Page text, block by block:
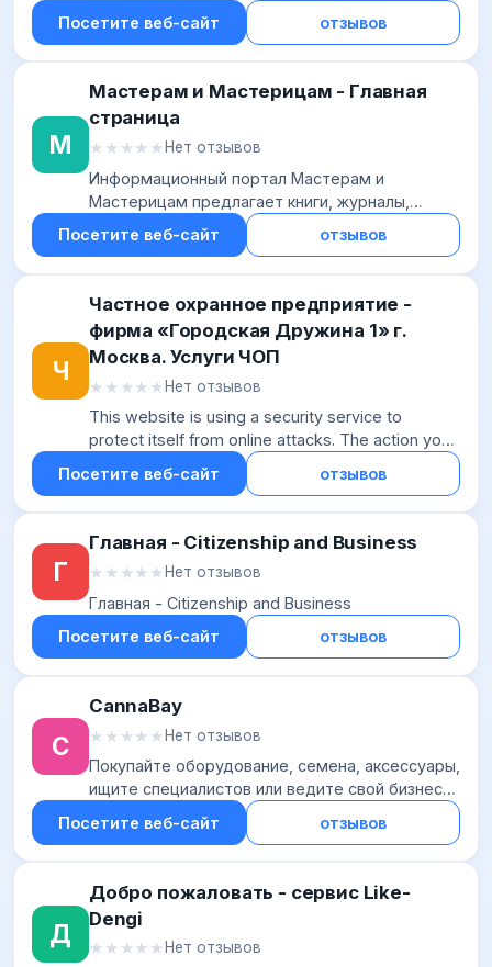
Посетите веб-сайт
отзывов
М
Мастерам и Мастерицам - Главная
страница
★★★★★
★★★★★ Нет отзывов
Информационный портал Мастерам и
Мастерицам предлагает книги, журналы,
статьи и видеоуроки по обширным тематикам:
как создать уют в доме, садоводство, ремонт
Посетите веб-сайт отзывов
Ч
Частное охранное предприятие -
фирма «Городская Дружина 1» г.
Москва. Услуги ЧОП
★★★★★
★★★★★ Нет отзывов
This website is using a security service to
protect itself from online attacks. The action you
just performed triggered the security solution.
There are several actions t...
Посетите веб-сайт отзывов
Г
Главная - Citizenship and Business
★★★★★
★★★★★ Нет отзывов
Главная - Citizenship and Business
Посетите веб-сайт
отзывов
C
CannaBay
★★★★★
★★★★★ Нет отзывов
Покупайте оборудование, семена, аксессуары,
ищите специалистов или ведите свой бизнес
Посетите веб-сайт отзывов
Д
Добро пожаловать - сервис Like-
Dengi
★★★★★
★★★★★ Нет отзывов